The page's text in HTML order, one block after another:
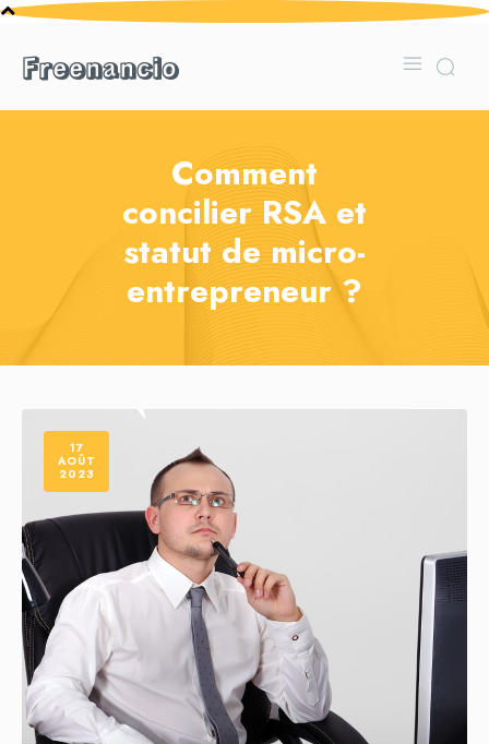
Freenancio
Comment
concilier RSA et
statut de micro-
entrepreneur ?
17
AOÛT
2023